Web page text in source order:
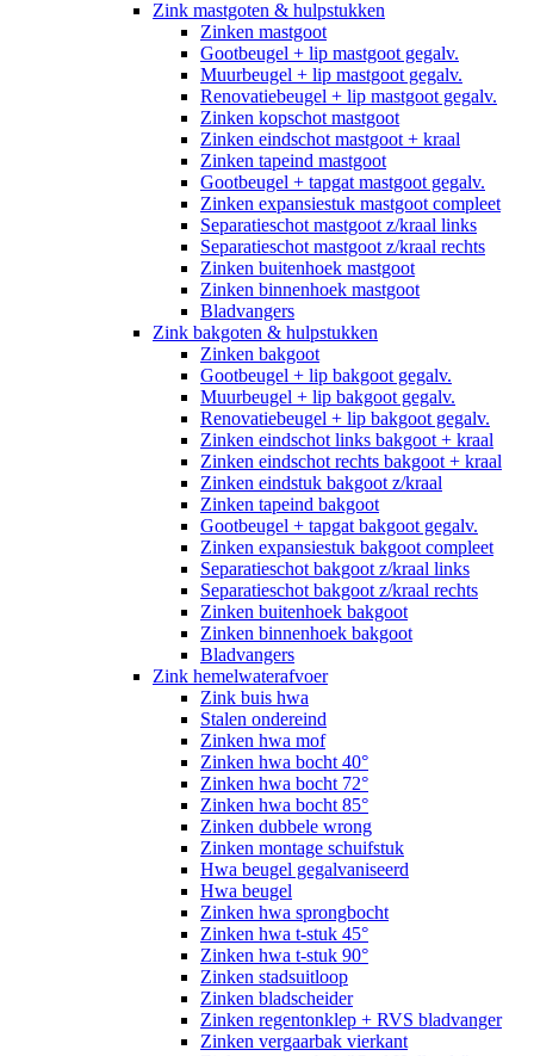
Zink mastgoten & hulpstukken
Zinken mastgoot
Gootbeugel + lip mastgoot gegalv.
Muurbeugel + lip mastgoot gegalv.
Renovatiebeugel + lip mastgoot gegalv.
Zinken kopschot mastgoot
Zinken eindschot mastgoot + kraal
Zinken tapeind mastgoot
Gootbeugel + tapgat mastgoot gegalv.
Zinken expansiestuk mastgoot compleet
Separatieschot mastgoot z/kraal links
Separatieschot mastgoot z/kraal rechts
Zinken buitenhoek mastgoot
Zinken binnenhoek mastgoot
Bladvangers
Zink bakgoten & hulpstukken
Zinken bakgoot
Gootbeugel + lip bakgoot gegalv.
Muurbeugel + lip bakgoot gegalv.
Renovatiebeugel + lip bakgoot gegalv.
Zinken eindschot links bakgoot + kraal
Zinken eindschot rechts bakgoot + kraal
Zinken eindstuk bakgoot z/kraal
Zinken tapeind bakgoot
Gootbeugel + tapgat bakgoot gegalv.
Zinken expansiestuk bakgoot compleet
Separatieschot bakgoot z/kraal links
Separatieschot bakgoot z/kraal rechts
Zinken buitenhoek bakgoot
Zinken binnenhoek bakgoot
Bladvangers
Zink hemelwaterafvoer
Zink buis hwa
Stalen ondereind
Zinken hwa mof
Zinken hwa bocht 40°
Zinken hwa bocht 72°
Zinken hwa bocht 85°
Zinken dubbele wrong
Zinken montage schuifstuk
Hwa beugel gegalvaniseerd
Hwa beugel
Zinken hwa sprongbocht
Zinken hwa t-stuk 45°
Zinken hwa t-stuk 90°
Zinken stadsuitloop
Zinken bladscheider
Zinken regentonklep + RVS bladvanger
Zinken vergaarbak vierkant